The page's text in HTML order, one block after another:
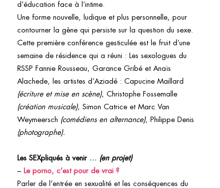
d’éducation face à l’intime.
Une forme nouvelle, ludique et plus personnelle, pour
contourner la gène qui persiste sur la question du sexe.
Cette première conférence gesticulée est le fruit d’une
semaine de résidence qui a réuni : Les sexologues du
RSSP Fannie Rousseau, Garance Gribé et Anaïs
Alachede, les artistes d’Aziadé : Capucine Maillard
(écriture et mise en scène), Christophe Fossemalle
(création musicale), Simon Catrice et Marc Van
Weymeersch (comédiens en alternance), Philippe Denis
(photographe).
Les SEXpliqués à venir … (en projet)
– Le porno, c’est pour de vrai ?
Parler de l’entrée en sexualité et les conséquences du